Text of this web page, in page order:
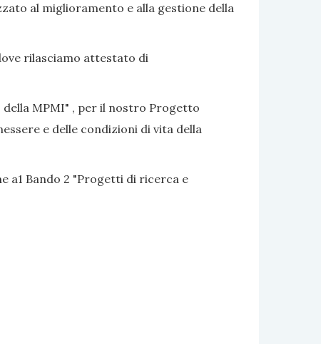
al miglioramento e alla gestione della
rilasciamo attestato di
della MPMI" , per il nostro Progetto
e delle condizioni di vita della
a1 Bando 2 "Progetti di ricerca e